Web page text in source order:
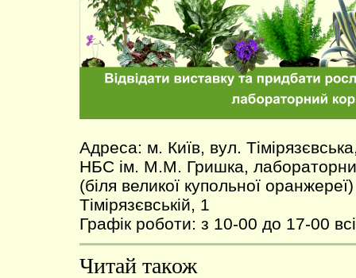
Адреса: м. Київ, вул.
НБС ім. М.М. Гришка,
(біля великої купольної
Тімірязєвській, 1
Графік роботи: з 10-00 до 17-00
Читай також